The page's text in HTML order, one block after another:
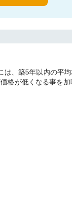
、築5年以内の平
格が低くなる事を